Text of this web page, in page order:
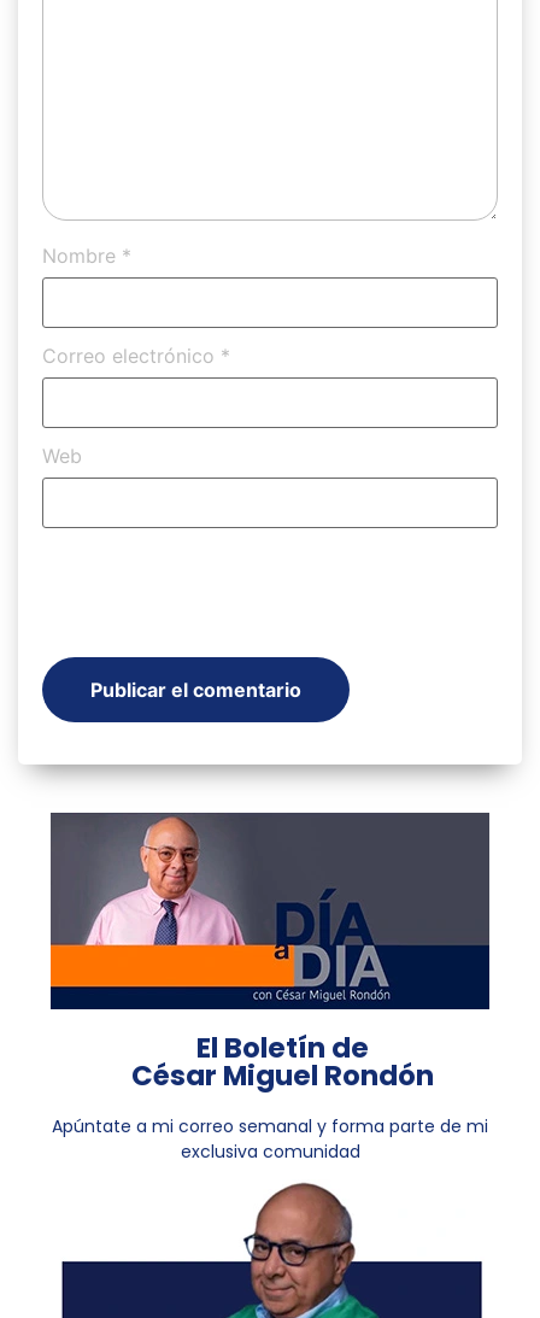
Nombre *
Correo electrónico *
Web
El Boletín de
César Miguel Rondón
Apúntate a mi correo semanal y forma parte de mi
exclusiva comunidad